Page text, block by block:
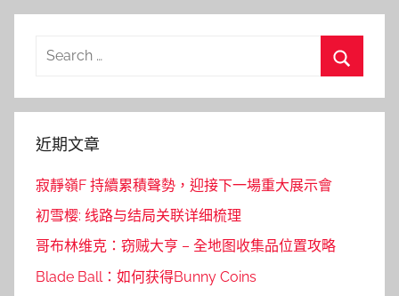
Search
近期文章
寂靜嶺F 持續累積聲勢，迎接下一場重大展示會
初雪樱: 线路与结局关联详细梳理
哥布林维克：窃贼大亨 – 全地图收集品位置攻略
Blade Ball：如何获得Bunny Coins